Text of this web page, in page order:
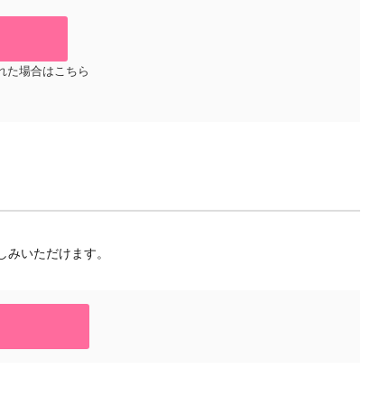
た場合はこちら
いただけます。